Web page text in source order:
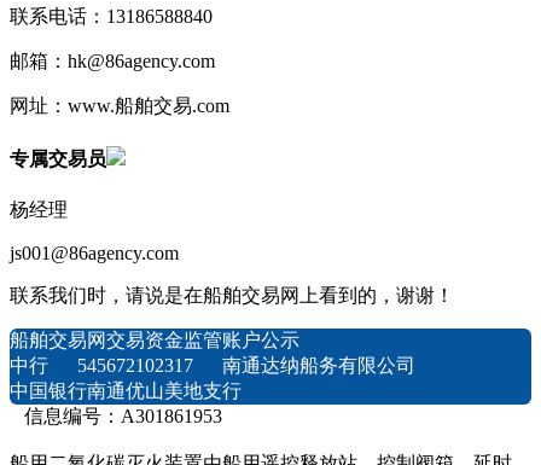
联系电话：13186588840
邮箱：hk@86agency.com
网址：www.船舶交易.com
专属交易员
杨经理
js001@86agency.com
联系我们时，请说是在船舶交易网上看到的，谢谢！
船舶交易网交易资金监管账户公示
中行 545672102317 南通达纳船务有限公司
中国银行南通优山美地支行
信息编号：A301861953